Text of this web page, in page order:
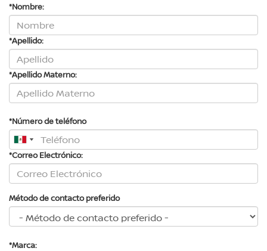
*Nombre:
*Apellido:
*Apellido Materno:
*Número de teléfono
*Correo Electrónico:
Método de contacto preferido
*Marca: